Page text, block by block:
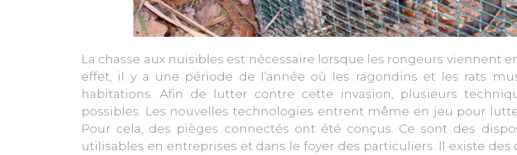
La chasse aux nuisibles est nécessaire lorsque les rongeurs viennent
effet, il y a une période de l’année où les ragondins et les rats
habitations. Afin de lutter contre cette invasion, plusieurs
possibles. Les nouvelles technologies entrent même en jeu pour
Pour cela, des pièges connectés ont été conçus. Ce sont des
utilisables en entreprises et dans le foyer des particuliers. Il existe des